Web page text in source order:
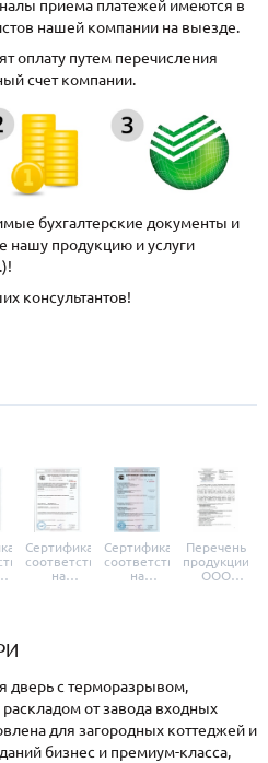
приема платежей имеются в
нашей компании на выезде.
оплату путем перечисления
счет компании.
бухгалтерские документы и
продукцию и услуги
консультантов!
Сертификат
соответствия
на
Сертификат
соответствия
на
Перечень
продукции
ООО
дверь с терморазрывом,
от завода входных
для загородных коттеджей и
бизнес и премиум-класса,